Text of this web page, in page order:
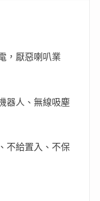
，厭惡喇叭業
器人、無線吸塵
不給置入、不保